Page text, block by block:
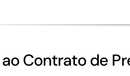
ao Contrato de